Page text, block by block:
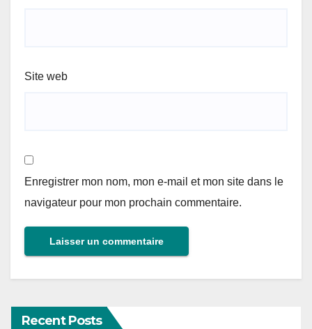
Site web
Enregistrer mon nom, mon e-mail et mon site dans le
navigateur pour mon prochain commentaire.
Recent Posts